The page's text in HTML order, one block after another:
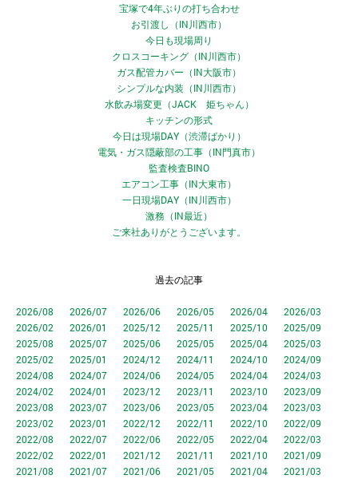
宝塚で4年ぶりの打ち合わせ
お引渡し（IN川西市）
今日も現場周り
クロスコーキング（IN川西市）
ガス配管カバー（IN大阪市）
シンプルな内装（IN川西市）
水飲み場変更（JACK 姫ちゃん）
キッチンの形式
今日は現場DAY（渋滞ばかり）
電気・ガス隠蔽部の工事（IN門真市）
監査検査BINO
エアコン工事（IN大東市）
一日現場DAY（IN川西市）
激務（IN最近）
ご来社ありがとうございます。
過去の記事
2026/08 2026/07 2026/06 2026/05 2026/04
2026/03
2026/02
2026/01 2025/12 2025/11 2025/10
2025/09
2025/08
2025/07 2025/06 2025/05 2025/04
2025/03
2025/02
2025/01 2024/12 2024/11 2024/10
2024/09
2024/08
2024/07 2024/06 2024/05 2024/04
2024/03
2024/02
2024/01 2023/12 2023/11 2023/10
2023/09
2023/08
2023/07 2023/06 2023/05 2023/04
2023/03
2023/02
2023/01 2022/12 2022/11 2022/10
2022/09
2022/08
2022/07 2022/06 2022/05 2022/04
2022/03
2022/02
2022/01 2021/12 2021/11 2021/10
2021/09
2021/08
2021/07 2021/06 2021/05 2021/04
2021/03